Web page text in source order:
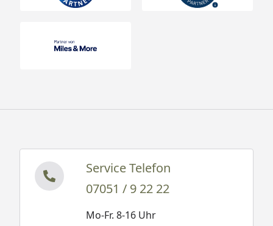
Service Telefon
07051 / 9 22 22
Mo-Fr. 8-16 Uhr